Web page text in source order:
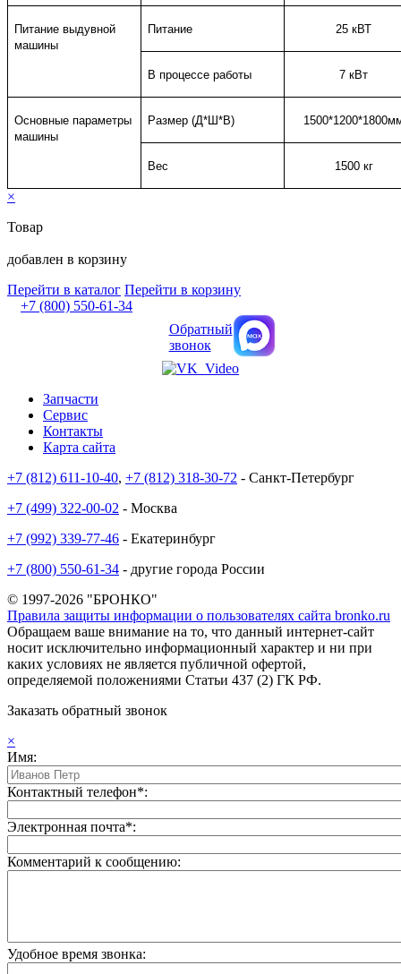
Питание выдувной
машины
Питание 25 кВТ
В процессе работы 7 кВт
Основные параметры
машины
Размер (Д*Ш*В)
Вес 1500 кг
×
Товар
добавлен в корзину
Перейти в каталог Перейти в корзину
+7 (800) 550-61-34
Обратный
звонок
Запчасти
Сервис
Контакты
Карта сайта
+7 (812) 611-10-40, +7 (812) 318-30-72 - Санкт-Петербург
+7 (499) 322-00-02 - Москва
+7 (992) 339-77-46 - Екатеринбург
+7 (800) 550-61-34 - другие города России
© 1997-2026 "БРОНКО"
Правила защиты информации о пользователях сайта bronko.ru
Обращаем ваше внимание на то, что данный интернет-сайт
носит исключительно информационный характер и ни при
каких условиях не является публичной офертой,
определяемой положениями Статьи 437 (2) ГК РФ.
Заказать обратный звонок
×
Имя:
Контактный телефон*:
Электронная почта*:
Комментарий к сообщению:
Удобное время звонка: